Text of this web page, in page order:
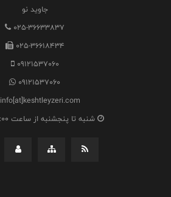
جاوید نو
025-36633837
025-36618434
09121537060
09121537060
info[at]keshtleyzeri.com
شنبه تا پنجشنبه از ساعت 09:00 تا 18:00